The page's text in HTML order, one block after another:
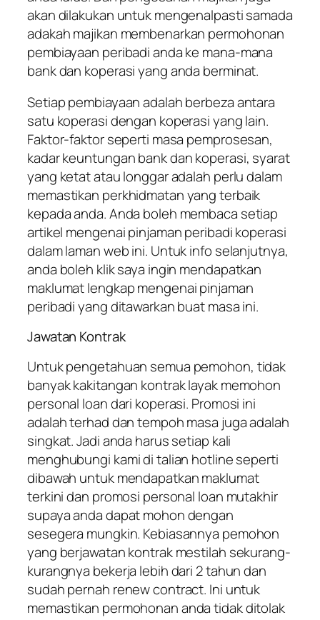
akan dilakukan untuk mengenalpasti samada
adakah majikan membenarkan permohonan
pembiayaan peribadi anda ke mana-mana
bank dan koperasi yang anda berminat.
Setiap pembiayaan adalah berbeza antara
satu koperasi dengan koperasi yang lain.
Faktor-faktor seperti masa pemprosesan,
kadar keuntungan bank dan koperasi, syarat
yang ketat atau longgar adalah perlu dalam
memastikan perkhidmatan yang terbaik
kepada anda. Anda boleh membaca setiap
artikel mengenai pinjaman peribadi koperasi
dalam laman web ini. Untuk info selanjutnya,
anda boleh klik saya ingin mendapatkan
maklumat lengkap mengenai pinjaman
peribadi yang ditawarkan buat masa ini.
Jawatan Kontrak
Untuk pengetahuan semua pemohon, tidak
banyak kakitangan kontrak layak memohon
personal loan dari koperasi. Promosi ini
adalah terhad dan tempoh masa juga adalah
singkat. Jadi anda harus setiap kali
menghubungi kami di talian hotline seperti
dibawah untuk mendapatkan maklumat
terkini dan promosi personal loan mutakhir
supaya anda dapat mohon dengan
sesegera mungkin. Kebiasannya pemohon
yang berjawatan kontrak mestilah sekurang-
kurangnya bekerja lebih dari 2 tahun dan
sudah pernah renew contract. Ini untuk
memastikan permohonan anda tidak ditolak